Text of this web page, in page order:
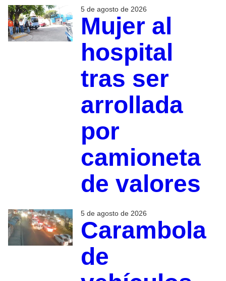
5 de agosto de 2026
Mujer al
hospital
tras ser
arrollada
por
camioneta
de valores
5 de agosto de 2026
Carambola
de